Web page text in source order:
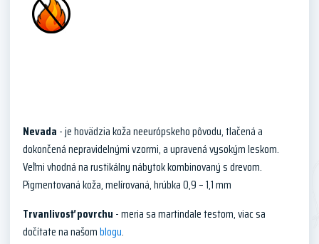
Nevada - je hovädzia koža neeurópskeho pôvodu, tlačená a
dokončená nepravidelnými vzormi, a upravená vysokým leskom.
Veľmi vhodná na rustikálny nábytok kombinovaný s drevom.
Pigmentovaná koža, melírovaná, hrúbka 0,9 – 1,1 mm
Trvanlivosť povrchu - meria sa martindale testom, viac sa
dočítate na našomblogu.